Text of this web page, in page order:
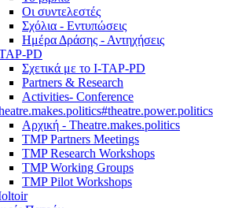
Οι συντελεστές
Σχόλια - Εντυπώσεις
Ημέρα Δράσης - Αντηχήσεις
PD
Σχετικά με το I-TAP-PD
Partners & Research
Activities- Conference
Αρχική - Theatre.makes.politics
TMP Partners Meetings
TMP Research Workshops
TMP Working Groups
TMP Pilot Workshops